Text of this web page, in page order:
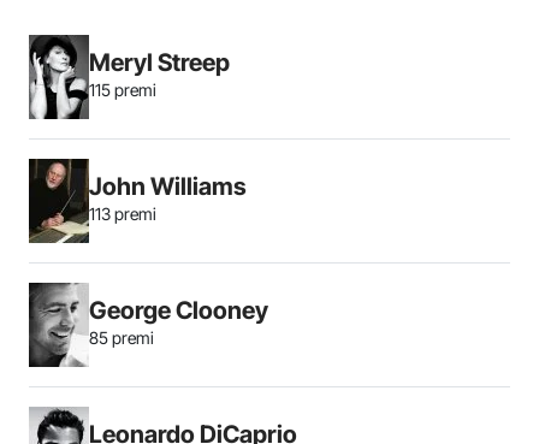
Meryl Streep
115 premi
John Williams
113 premi
George Clooney
85 premi
Leonardo DiCaprio